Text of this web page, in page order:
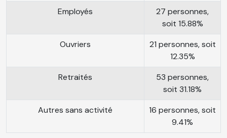
Employés
27 personnes,
soit 15.88%
Ouvriers
21 personnes, soit
12.35%
Retraités
53 personnes,
soit 31.18%
Autres sans activité
16 personnes, soit
9.41%